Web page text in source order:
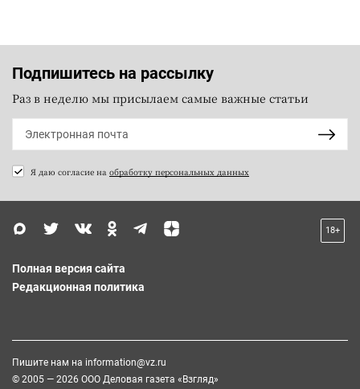
Подпишитесь на рассылку
Раз в неделю мы присылаем самые важные статьи
Я даю согласие на обработку персональных данных
18+
Полная версия сайта
Редакционная политика
Пишите нам на information@vz.ru
© 2005 — 2026 ООО Деловая газета «Взгляд»